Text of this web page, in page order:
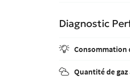
Diagnostic
 Consommation
 Quantité de gaz